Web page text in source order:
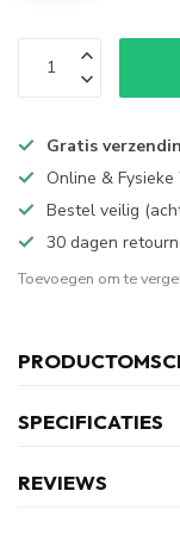
Gratis
Online &
Bestel veilig
30 dagen
Toevoegen om te
SPECIFICATIES
REVIEWS